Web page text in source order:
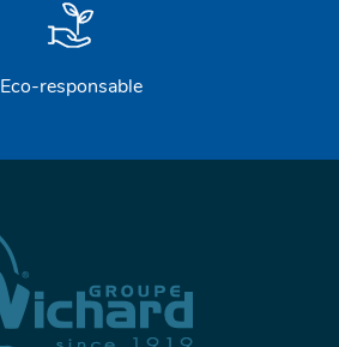
Eco-responsable